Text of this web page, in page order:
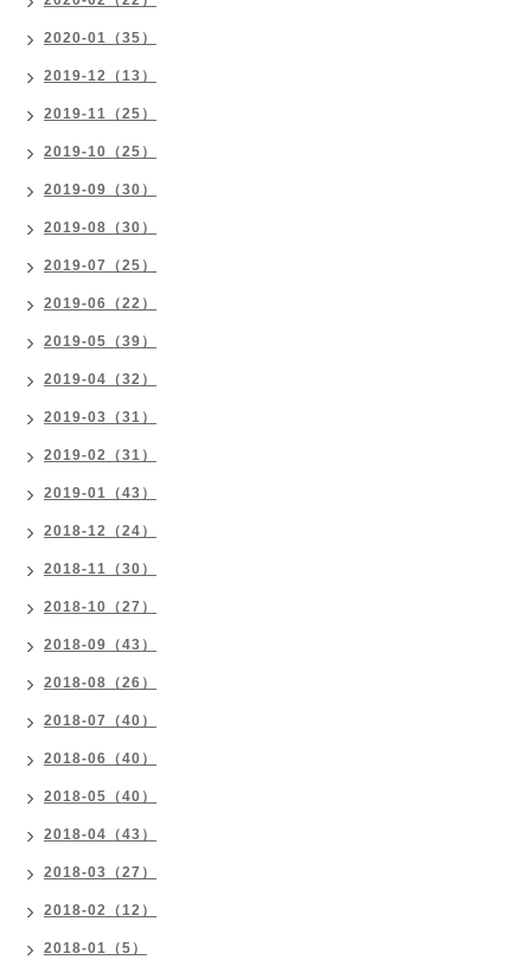
2020-01（35）
2019-12（13）
2019-11（25）
2019-10（25）
2019-09（30）
2019-08（30）
2019-07（25）
2019-06（22）
2019-05（39）
2019-04（32）
2019-03（31）
2019-02（31）
2019-01（43）
2018-12（24）
2018-11（30）
2018-10（27）
2018-09（43）
2018-08（26）
2018-07（40）
2018-06（40）
2018-05（40）
2018-04（43）
2018-03（27）
2018-02（12）
2018-01（5）